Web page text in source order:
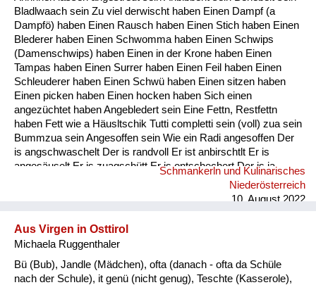
Fluchen und Reden
Mensch, Tier und Alltag
Schmankerln und
Kulinarisches
Bladlwaach sein Zu viel derwischt haben Einen Dampf (a
Dampfö) haben Einen Rausch haben Einen Stich haben Einen
Blederer haben Einen Schwomma haben Einen Schwips
(Damenschwips) haben Einen in der Krone haben Einen
Tampas haben Einen Surrer haben Einen Feil haben Einen
Schleuderer haben Einen Schwü haben Einen sitzen haben
Einen picken haben Einen hocken haben Sich einen
angezüchtet haben Angebledert sein Eine Fettn, Restfettn
haben Fett wie a Häusltschik Tutti completti sein (voll) zua sein
Bummzua sein Angesoffen sein Wie ein Radi angesoffen Der
is angschwaschelt Der is randvoll Er ist anbirschtlt Er is
angesäuselt Er is zuagschütt Er is ontschechert Der is ja
schon gaunz steif Der is steif (steifer Blick) Fett wie ein
Radierer Blunzenfett sein Angefüllt sein abgefüllt sein
Schmankerln und Kulinarisches
Niederösterreich
10. August 2022
Aus Virgen in Osttirol
Michaela Ruggenthaler
Bü (Bub), Jandle (Mädchen), ofta (danach - ofta da Schüle
nach der Schule), it genü (nicht genug), Teschte (Kasserole),